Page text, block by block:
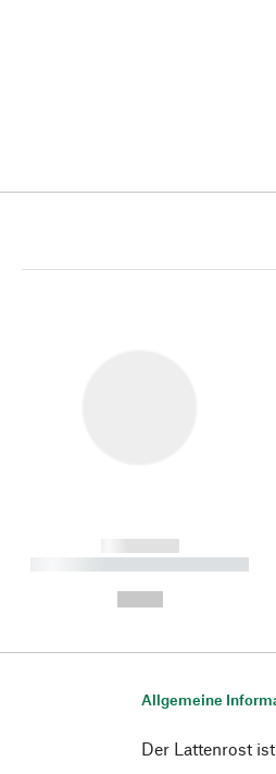
------------
----------- ----------- ----------
Allgemeine
Der Lattenrost